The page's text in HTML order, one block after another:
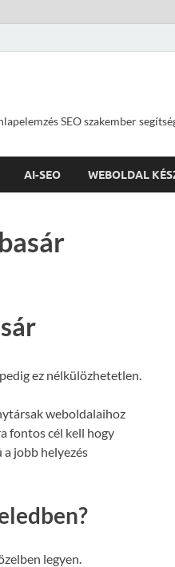
SEO szakember
AI-SEO WEBOLDAL
ez nélkülözhetetlen.
weboldalaihoz
fontos cél kell hogy
jobb helyezés
legyen.